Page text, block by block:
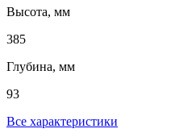
Высота, мм
385
Глубина, мм
93
Все характеристики